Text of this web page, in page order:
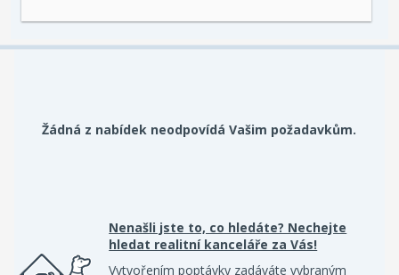
Žádná z nabídek neodpovídá Vašim požadavkům.
Nenašli jste to, co hledáte? Nechejte
hledat realitní kanceláře za Vás!
Vytvořením poptávky zadáváte vybraným